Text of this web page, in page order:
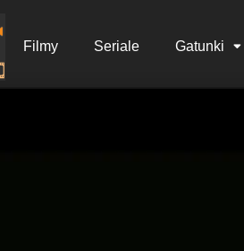
Filmy Seriale Gatunki